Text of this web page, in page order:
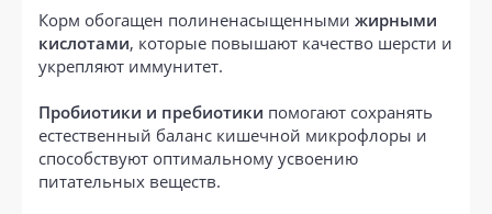
Корм обогащен полиненасыщенными жирными
кислотами, которые повышают качество шерсти и
укрепляют иммунитет.
Пробиотики и пребиотики помогают сохранять
естественный баланс кишечной микрофлоры и
способствуют оптимальному усвоению
питательных веществ.